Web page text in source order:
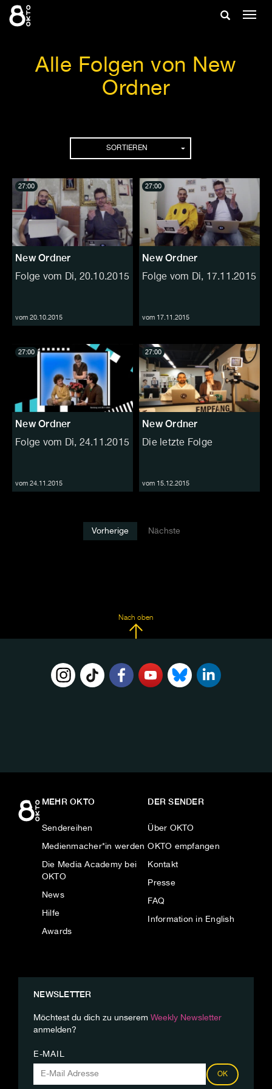
Zum
Inhalt
Suche
Alle Folgen von New
Ordner
SORTIEREN
New Ordner
Folge vom Di, 20.10.2015
vom 20.10.2015
27:00
New Ordner
Folge vom Di, 17.11.2015
vom 17.11.2015
27:00
New Ordner
Folge vom Di, 24.11.2015
vom 24.11.2015
27:00
New Ordner
Die letzte Folge
vom 15.12.2015
27:00
Vorherige Nächste
Nach oben
MEHR OKTO
Sendereihen
Medienmacher*in werden
Die Media Academy bei
OKTO
News
Hilfe
Awards
DER SENDER
Über OKTO
OKTO empfangen
Kontakt
Presse
FAQ
Information in English
NEWSLETTER
Möchtest du dich zu unserem Weekly Newsletter
anmelden?
E-MAIL
OK